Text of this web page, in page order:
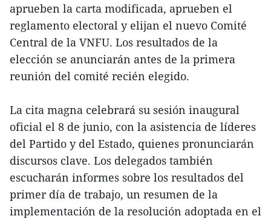
aprueben la carta modificada, aprueben el
reglamento electoral y elijan el nuevo Comité
Central de la VNFU. Los resultados de la
elección se anunciarán antes de la primera
reunión del comité recién elegido.
La cita magna celebrará su sesión inaugural
oficial el 8 de junio, con la asistencia de líderes
del Partido y del Estado, quienes pronunciarán
discursos clave. Los delegados también
escucharán informes sobre los resultados del
primer día de trabajo, un resumen de la
implementación de la resolución adoptada en el